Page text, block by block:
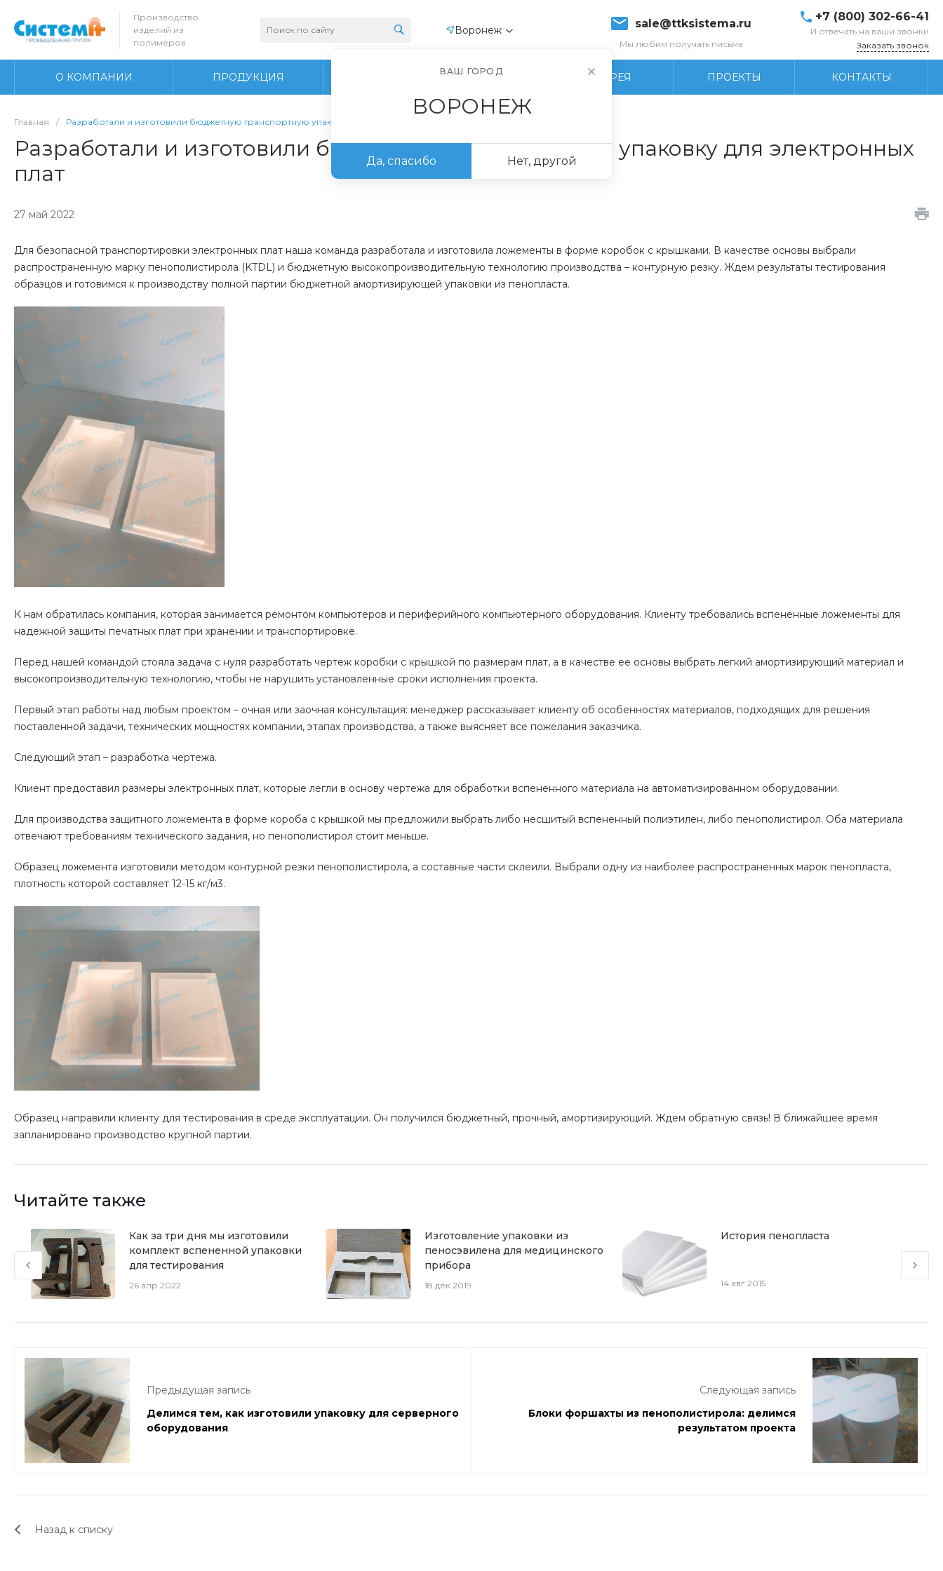
Производство
изделий из
полимеров
Воронеж sale@ttksistema.ru
Мы любим получать письма
+7 (800) 302-66-41
И отвечать на ваши звонки
Заказать звонок
О КОМПАНИИ ПРОДУКЦИЯ ПРОИЗВОДСТВО ФОТОГАЛЕРЕЯ ПРОЕКТЫ КОНТАКТЫ
Главная / Разработали и изготовили бюджетную транспортную упаковку для электронных плат
Разработали и изготовили бюджетную транспортную упаковку для электронных
плат
27 май 2022
Для безопасной транспортировки электронных плат наша команда разработала и изготовила ложементы в форме коробок с крышками. В качестве основы выбрали
распространенную марку пенополистирола (KTDL) и бюджетную высокопроизводительную технологию производства – контурную резку. Ждем результаты тестирования
образцов и готовимся к производству полной партии бюджетной амортизирующей упаковки из пенопласта.
К нам обратилась компания, которая занимается ремонтом компьютеров и периферийного компьютерного оборудования. Клиенту требовались вспененные ложементы для
надежной защиты печатных плат при хранении и транспортировке.
Перед нашей командой стояла задача с нуля разработать чертеж коробки с крышкой по размерам плат, а в качестве ее основы выбрать легкий амортизирующий материал и
высокопроизводительную технологию, чтобы не нарушить установленные сроки исполнения проекта.
Первый этап работы над любым проектом – очная или заочная консультация: менеджер рассказывает клиенту об особенностях материалов, подходящих для решения
поставленной задачи, технических мощностях компании, этапах производства, а также выясняет все пожелания заказчика.
Следующий этап – разработка чертежа.
Клиент предоставил размеры электронных плат, которые легли в основу чертежа для обработки вспененного материала на автоматизированном оборудовании.
Для производства защитного ложемента в форме короба с крышкой мы предложили выбрать либо несшитый вспененный полиэтилен, либо пенополистирол. Оба материала
отвечают требованиям технического задания, но пенополистирол стоит меньше.
Образец ложемента изготовили методом контурной резки пенополистирола, а составные части склеили. Выбрали одну из наиболее распространенных марок пенопласта,
плотность которой составляет 12-15 кг/м3.
Образец направили клиенту для тестирования в среде эксплуатации. Он получился бюджетный, прочный, амортизирующий. Ждем обратную связь! В ближайшее время
запланировано производство крупной партии.
Читайте также
Как за три дня мы изготовили
комплект вспененной упаковки
для тестирования
26 апр 2022
Изготовление упаковки из
пеносэвилена для медицинского
прибора
18 дек 2019
История пенопласта
14 авг 2015
Предыдущая запись
Делимся тем, как изготовили упаковку для серверного
оборудования
Следующая запись
Блоки форшахты из пенополистирола: делимся
результатом проекта
Назад к списку
ВАШ ГОРОД
ВОРОНЕЖ
Да, спасибо Нет, другой